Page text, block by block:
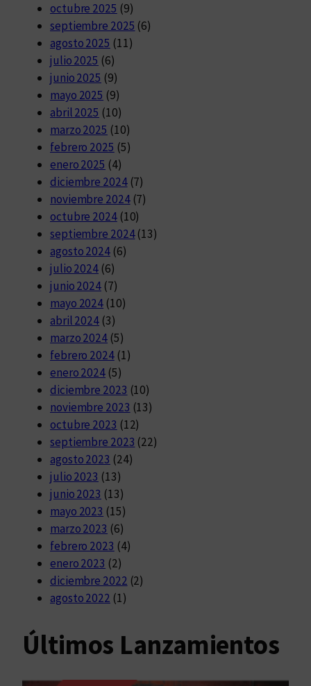
octubre 2025 (9)
septiembre 2025 (6)
agosto 2025 (11)
julio 2025 (6)
junio 2025 (9)
mayo 2025 (9)
abril 2025 (10)
marzo 2025 (10)
febrero 2025 (5)
enero 2025 (4)
diciembre 2024(7)
noviembre 2024(7)
octubre 2024(10)
septiembre 2024(13)
agosto 2024(6)
julio 2024 (6)
junio 2024 (7)
mayo 2024 (10)
abril 2024 (3)
marzo 2024 (5)
febrero 2024(1)
enero 2024 (5)
diciembre 2023 (10)
noviembre 2023 (13)
octubre 2023 (12)
septiembre 2023 (22)
agosto 2023 (24)
julio 2023 (13)
junio 2023 (13)
mayo 2023 (15)
marzo 2023 (6)
febrero 2023 (4)
enero 2023 (2)
diciembre 2022 (2)
agosto 2022 (1)
Últimos Lanzamientos